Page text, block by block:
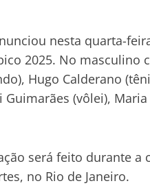
nesta quarta-
2025. No masculino
Hugo Calderano
(vôlei), Maria
será feito durante
no Rio de Janeiro.